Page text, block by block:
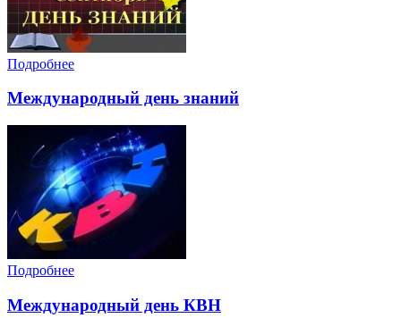
Подробнее
Международный день знаний
Подробнее
Международный день КВН